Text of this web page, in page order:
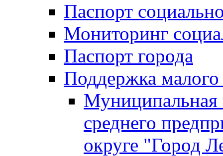
Паспорт
Мониторинг
Паспорт города
Поддержка малого
Муниципальная
среднего
округе "Город